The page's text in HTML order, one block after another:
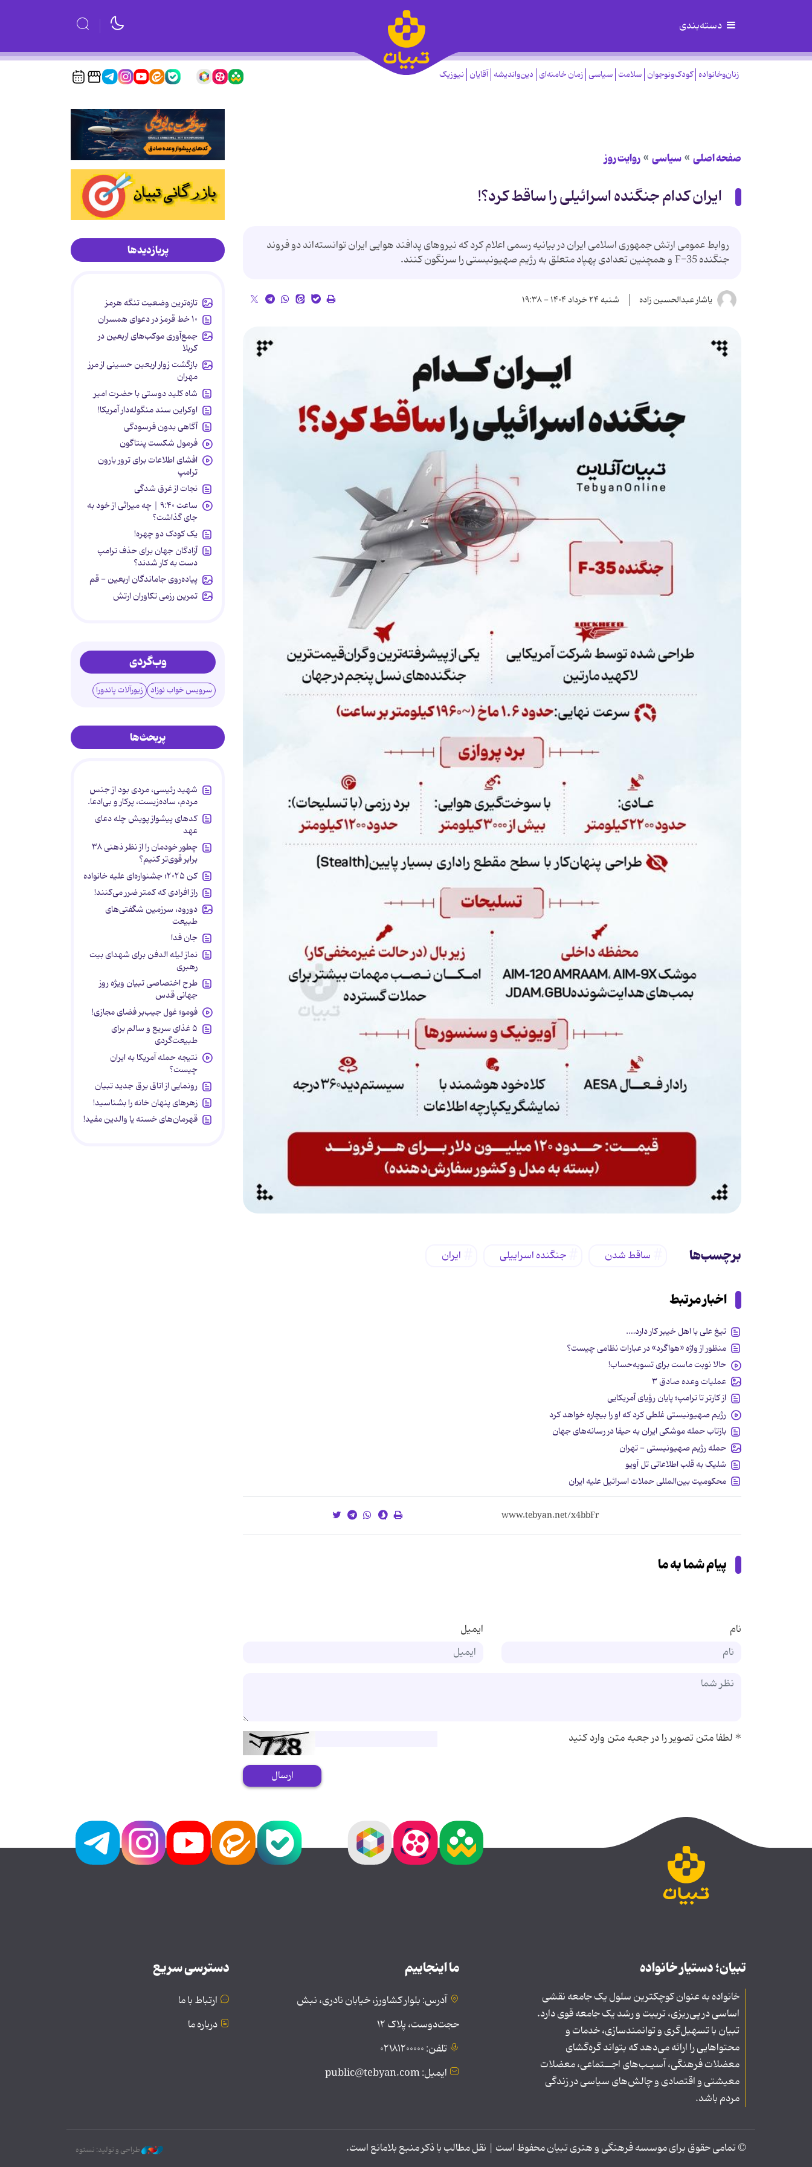
دسته‌بندی
زنان‌وخانواده کودک‌ونوجوان سلامت سیاسی زمان خامنه‌ای دین‌واندیشه آقایان نیوزیک
صفحه اصلی سیاسی روایت روز
ایران کدام جنگنده اسرائیلی را ساقط کرد؟!
روابط عمومی ارتش جمهوری اسلامی ایران در بیانیه رسمی اعلام کرد که نیروهای پدافند هوایی ایران توانسته‌اند دو فروند
جنگنده F-35 و همچنین تعدادی پهپاد متعلق به رژیم صهیونیستی را سرنگون کنند.
یاشار عبدالحسین زاده شنبه ۲۴ خرداد ۱۴۰۴ - ۱۹:۳۸
برچسب‌ها ساقط شدن جنگنده اسراییلی ایران
اخبار مرتبط
تیغ علی با اهل خیبر کار دارد….
منظور از واژه «هواگرد»‌ در عبارات نظامی چیست؟
حالا نوبت ماست برای تسویه‌حساب!
عملیات وعده صادق ۳
از کارتر تا ترامپ؛ پایان رؤیای آمریکایی
رژیم صهیونیستی غلطی کرد که او را بیچاره خواهد کرد
بازتاب حمله موشکی ایران به حیفا در رسانه‌های جهان
حمله رژیم صهیونیستی - تهران
شلیک به قلب اطلاعاتی تل آویو
محکومیت بین‌المللی حملات اسرائیل علیه ایران
پیام شما به ما
نام ایمیل
*لطفا متن تصویر را در جعبه متن وارد کنید
ارسال
پربازدیدها
تازه‌ترین وضعیت تنگه هرمز
۱۰ خط قرمز در دعوای همسران
جمع‌آوری موکب‌های اربعین در
کربلا
بازگشت زوار اربعین حسینی از مرز
مهران
شاه کلید دوستی با حضرت امیر
اوکراین سند منگوله‌دار آمریکا!
آگاهی بدون فرسودگی
فرمول شکست پنتاگون
افشای اطلاعات برای ترور بارون
ترامپ
نجات از غرق شدگی
ساعت ۹:۴۰ | چه میراثی از خود به
جای گذاشت؟
یک کودک دو چهره!
آزادگان جهان برای حذف ترامپ
دست به کار شدند؟
پیاده‌روی جاماندگان اربعین - قم
تمرین رزمی تکاوران ارتش
وب‌گردی
سرویس خواب نوزاد زیورآلات پاندورا
پربحث‌ها
شهید رئیسی، مردی بود از جنس
مردم، ساده‌زیست، پرکار و بی‌ادعا.
کدهای پیشواز پویش چله دعای
عهد
چطور خودمان را از نظر ذهنی ۳۸
برابر قوی‌تر کنیم؟
کن ۲۰۲۵؛ جشنواره‌ای علیه خانواده
راز افرادی که کمتر ضرر می‌کنند!
دورود، سرزمین شگفتی‌های
طبیعت
جان فدا
نماز لیله الدفن برای شهدای بیت
رهبری
طرح اختصاصی تبیان ویژه روز
جهانی قدس
فومو؛ غول جیب‌بر فضای مجازی!
۵ غذای سریع و سالم برای
طبیعت‌گردی
نتیجه حمله آمریکا به ایران
چیست؟
رونمایی از اتاق برق جدید تبیان
زهرهای پنهان خانه را بشناسید!
قهرمان‌های خسته یا والدین مفید!
تبیان؛ دستیار خانواده
خانواده به عنوان کوچکترین سلول یک جامعه نقشی
اساسی در پی‌ریزی، تربیت و رشد یک جامعه قوی دارد.
تبیان با تسهیل‌گری و توانمندسازی، خدمات و
محتواهایی را ارائه می‌دهد که بتواند گره‌گشای
معضلات فرهنگی، آسیـب‌های اجــتماعی، معضلات
معیشتی و اقتصادی و چالش‌های سیاسی در زندگی
مردم باشد.
ما اینجاییم
آدرس: بلوار کشاورز، خیابان نادری، نبش
حجت‌دوست، پلاک ۱۲
تلفن: ۰۲۱۸۱۲۰۰۰۰۰
ایمیل: public@tebyan.com
دسترسی سریع
ارتباط با ما
درباره ما
© تمامی حقوق برای موسسه فرهنگی و هنری تبیان محفوظ است | نقل مطالب با ذکر منبع بلامانع است. طراحی و تولید: نستوه